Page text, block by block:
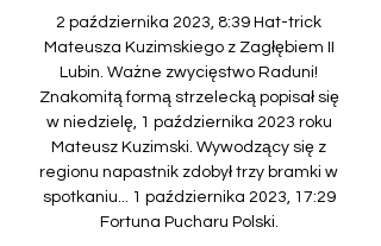
2 października 2023, 8:39 Hat-trick
Mateusza Kuzimskiego z Zagłębiem II
Lubin. Ważne zwycięstwo Raduni!
Znakomitą formą strzelecką popisał się
w niedzielę, 1 października 2023 roku
Mateusz Kuzimski. Wywodzący się z
regionu napastnik zdobył trzy bramki w
spotkaniu... 1 października 2023, 17:29
Fortuna Pucharu Polski.